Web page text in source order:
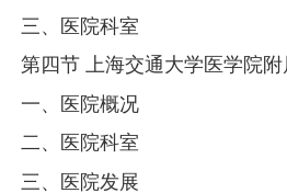
三、医院科室
第四节 上海交通大学医学院
一、医院概况
二、医院科室
三、医院发展